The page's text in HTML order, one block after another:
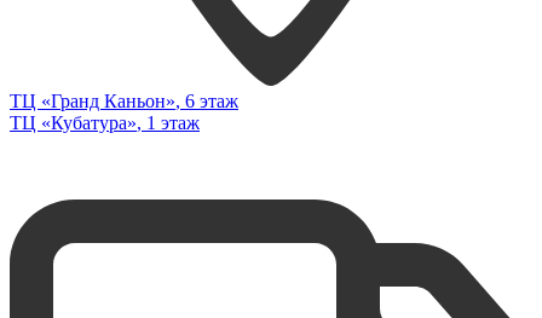
ТЦ «Гранд Каньон», 6 этаж
ТЦ «Кубатура», 1 этаж